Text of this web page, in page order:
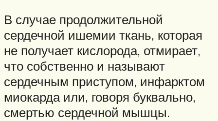
В случае продолжительной
сердечной ишемии ткань, которая
не получает кислорода, отмирает,
что собственно и называют
сердечным приступом, инфарктом
миокарда или, говоря буквально,
смертью сердечной мышцы.